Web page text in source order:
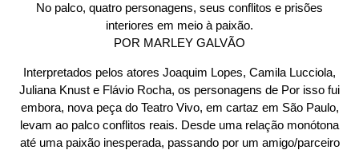
No palco, quatro personagens, seus conflitos e prisões
interiores em meio à paixão.
POR MARLEY GALVÃO
Interpretados pelos atores Joaquim Lopes, Camila Lucciola,
Juliana Knust e Flávio Rocha, os personagens de Por isso fui
embora, nova peça do Teatro Vivo, em cartaz em São Paulo,
levam ao palco conflitos reais. Desde uma relação monótona
até uma paixão inesperada, passando por um amigo/parceiro